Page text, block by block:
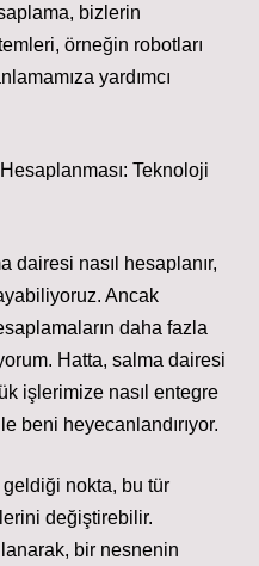
bizlerin
örneğin robotları
yardımcı
Teknoloji
dairesi nasıl hesaplanır,
Ancak
daha fazla
Hatta, salma dairesi
işlerimize nasıl entegre
beni heyecanlandırıyor.
nokta, bu tür
değiştirebilir.
bir nesnenin